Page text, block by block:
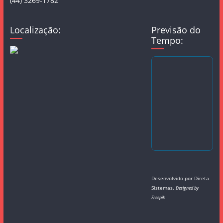
Localização:
Previsão do
Tempo:
Desenvolvido por Direta
Sistemas.Designed by
Freepik